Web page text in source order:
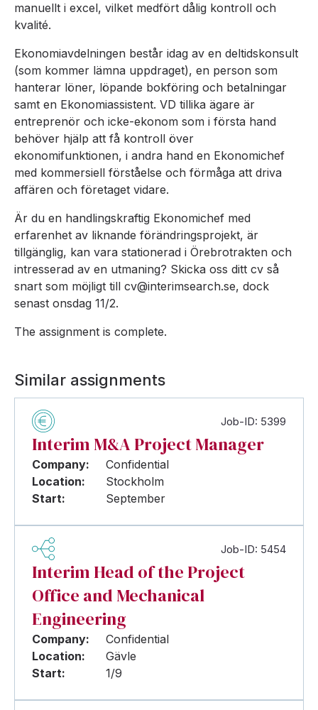
manuellt i excel, vilket medfört dålig kontroll och
kvalité.
Ekonomiavdelningen består idag av en deltidskonsult
(som kommer lämna uppdraget), en person som
hanterar löner, löpande bokföring och betalningar
samt en Ekonomiassistent. VD tillika ägare är
entreprenör och icke-ekonom som i första hand
behöver hjälp att få kontroll över
ekonomifunktionen, i andra hand en Ekonomichef
med kommersiell förståelse och förmåga att driva
affären och företaget vidare.
Är du en handlingskraftig Ekonomichef med
erfarenhet av liknande förändringsprojekt, är
tillgänglig, kan vara stationerad i Örebrotrakten och
intresserad av en utmaning? Skicka oss ditt cv så
snart som möjligt till cv@interimsearch.se, dock
senast onsdag 11/2.
The assignment is complete.
Similar assignments
Job-ID: 5399
Interim M&A Project Manager
Company:
Confidential
Location:
Stockholm
Start:
September
Job-ID: 5454
Interim Head of the Project
Office and Mechanical
Engineering
Company:
Confidential
Location:
Gävle
Start:
1/9